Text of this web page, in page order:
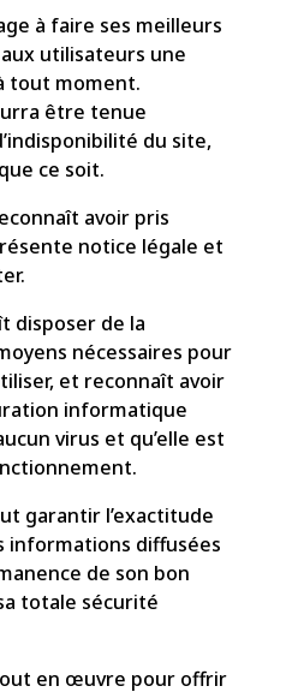
à faire ses meilleurs
utilisateurs une
tout moment.
être tenue
du site,
ce soit.
avoir pris
notice légale et
disposer de la
nécessaires pour
et reconnaît avoir
informatique
virus et qu’elle est
garantir l’exactitude
informations diffusées
de son bon
totale sécurité
tout en œuvre pour offrir